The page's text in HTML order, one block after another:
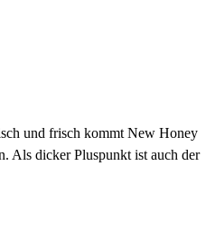
und frisch kommt New Honey
Als dicker Pluspunkt ist auch der